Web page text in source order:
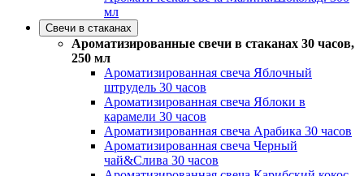
мл
Свечи в стаканах
Ароматизированные свечи в стаканах 30 часов,
250 мл
Ароматизированная свеча Яблочный
штрудель 30 часов
Ароматизированная свеча Яблоки в
карамели 30 часов
Ароматизированная свеча Арабика 30 часов
Ароматизированная свеча Черный
чай&Слива 30 часов